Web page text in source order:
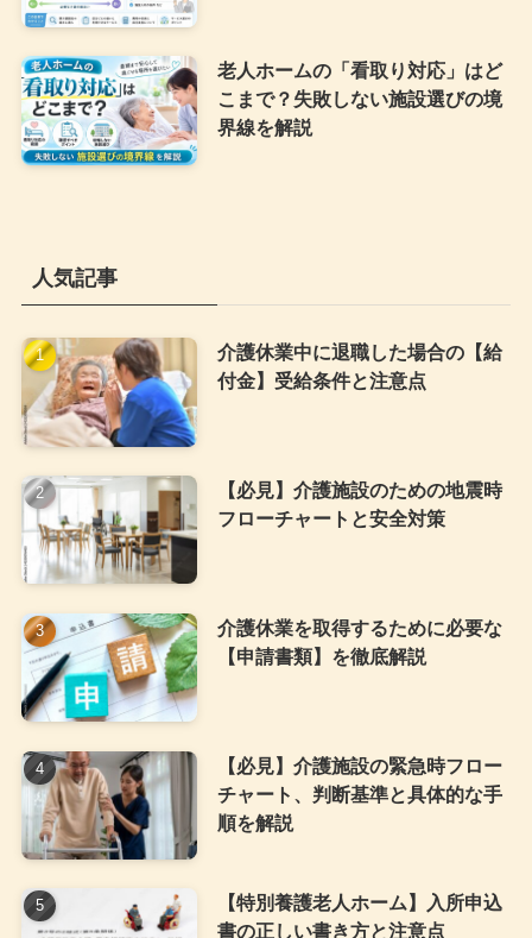
老人ホームの「看取り対応」はど
こまで？失敗しない施設選びの境
界線を解説
人気記事
介護休業中に退職した場合の【給
付金】受給条件と注意点
【必見】介護施設のための地震時
フローチャートと安全対策
介護休業を取得するために必要な
【申請書類】を徹底解説
【必見】介護施設の緊急時フロー
チャート、判断基準と具体的な手
順を解説
【特別養護老人ホーム】入所申込
書の正しい書き方と注意点